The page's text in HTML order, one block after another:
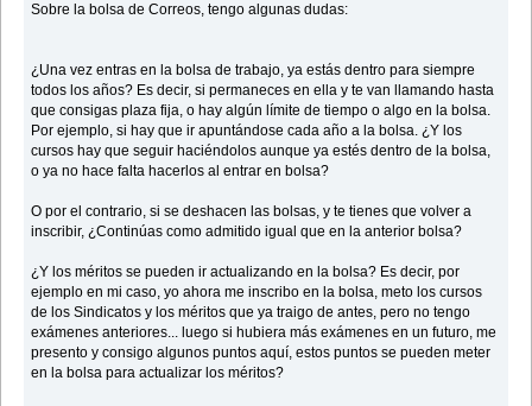
Sobre la bolsa de Correos, tengo algunas dudas:
¿Una vez entras en la bolsa de trabajo, ya estás dentro para siempre
todos los años? Es decir, si permaneces en ella y te van llamando hasta
que consigas plaza fija, o hay algún límite de tiempo o algo en la bolsa.
Por ejemplo, si hay que ir apuntándose cada año a la bolsa. ¿Y los
cursos hay que seguir haciéndolos aunque ya estés dentro de la bolsa,
o ya no hace falta hacerlos al entrar en bolsa?
O por el contrario, si se deshacen las bolsas, y te tienes que volver a
inscribir, ¿Continúas como admitido igual que en la anterior bolsa?
¿Y los méritos se pueden ir actualizando en la bolsa? Es decir, por
ejemplo en mi caso, yo ahora me inscribo en la bolsa, meto los cursos
de los Sindicatos y los méritos que ya traigo de antes, pero no tengo
exámenes anteriores... luego si hubiera más exámenes en un futuro, me
presento y consigo algunos puntos aquí, estos puntos se pueden meter
en la bolsa para actualizar los méritos?